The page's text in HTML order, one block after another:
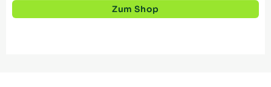
Zum Shop